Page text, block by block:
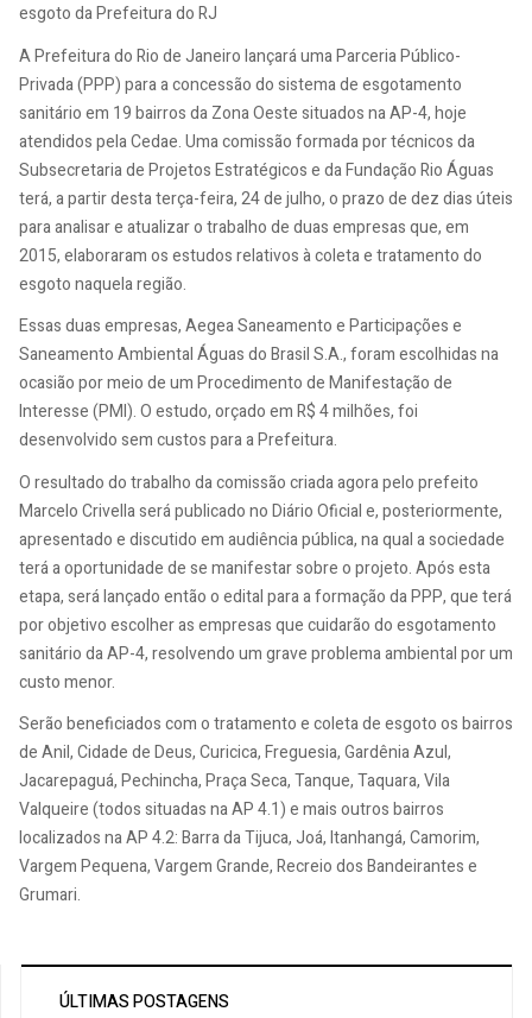
esgoto da Prefeitura do RJ
A Prefeitura do Rio de Janeiro lançará uma Parceria Público-
Privada (PPP) para a concessão do sistema de esgotamento
sanitário em 19 bairros da Zona Oeste situados na AP-4, hoje
atendidos pela Cedae. Uma comissão formada por técnicos da
Subsecretaria de Projetos Estratégicos e da Fundação Rio Águas
terá, a partir desta terça-feira, 24 de julho, o prazo de dez dias úteis
para analisar e atualizar o trabalho de duas empresas que, em
2015, elaboraram os estudos relativos à coleta e tratamento do
esgoto naquela região.
Essas duas empresas, Aegea Saneamento e Participações e
Saneamento Ambiental Águas do Brasil S.A., foram escolhidas na
ocasião por meio de um Procedimento de Manifestação de
Interesse (PMI). O estudo, orçado em R$ 4 milhões, foi
desenvolvido sem custos para a Prefeitura.
O resultado do trabalho da comissão criada agora pelo prefeito
Marcelo Crivella será publicado no Diário Oficial e, posteriormente,
apresentado e discutido em audiência pública, na qual a sociedade
terá a oportunidade de se manifestar sobre o projeto. Após esta
etapa, será lançado então o edital para a formação da PPP, que terá
por objetivo escolher as empresas que cuidarão do esgotamento
sanitário da AP-4, resolvendo um grave problema ambiental por um
custo menor.
Serão beneficiados com o tratamento e coleta de esgoto os bairros
de Anil, Cidade de Deus, Curicica, Freguesia, Gardênia Azul,
Jacarepaguá, Pechincha, Praça Seca, Tanque, Taquara, Vila
Valqueire (todos situadas na AP 4.1) e mais outros bairros
localizados na AP 4.2: Barra da Tijuca, Joá, Itanhangá, Camorim,
Vargem Pequena, Vargem Grande, Recreio dos Bandeirantes e
Grumari.
ÚLTIMAS POSTAGENS